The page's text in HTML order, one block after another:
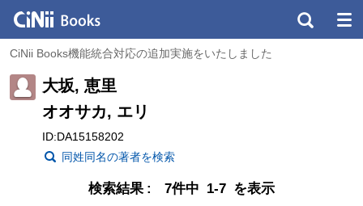
CiNii Books機能統合対応の追加実施をいたしました
大坂, 恵里
オオサカ, エリ
ID:DA15158202
同姓同名の著者を検索
検索結果 7件中 1-7 を表示